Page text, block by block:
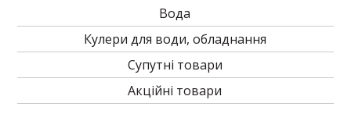
Вода
Кулери для води, обладнання
Супутні товари
Акційні товари